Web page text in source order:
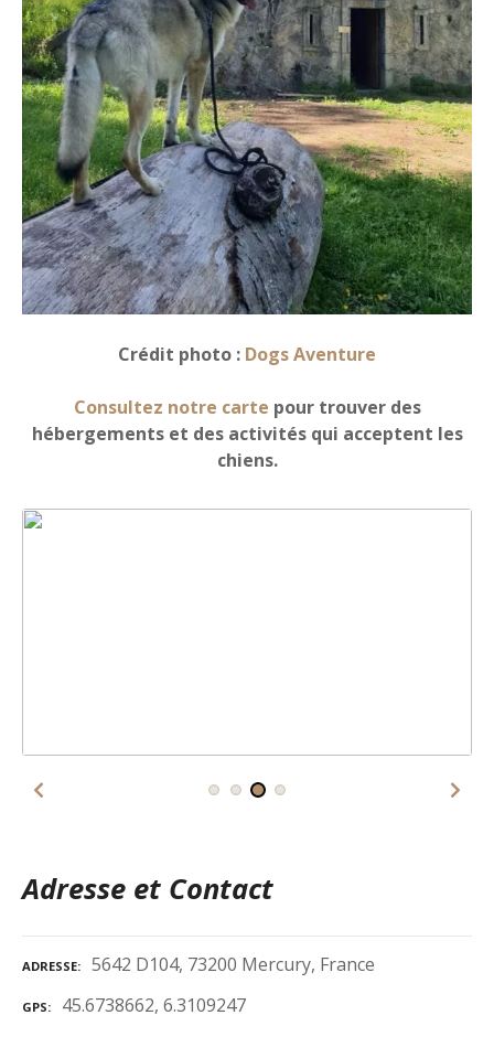
Crédit photo : Dogs Aventure
Consultez notre carte pour trouver des
hébergements et des activités qui acceptent les
chiens.
Adresse et Contact
ADRESSE 5642 D104, 73200 Mercury, France
GPS 45.6738662, 6.3109247